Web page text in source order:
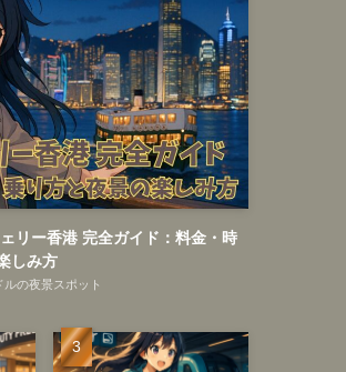
リー香港 完全ガイド：料金・時
しみ方
ルの夜景スポット